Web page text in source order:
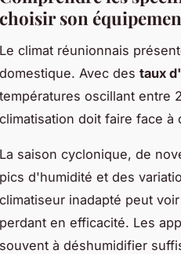
choisir son
Le climat réunionnais
domestique. Avec des taux
températures oscillant entre
climatisation doit faire face
La saison cyclonique, de
pics d'humidité et des
climatiseur inadapté peut
perdant en efficacité. Les
souvent à déshumidifier